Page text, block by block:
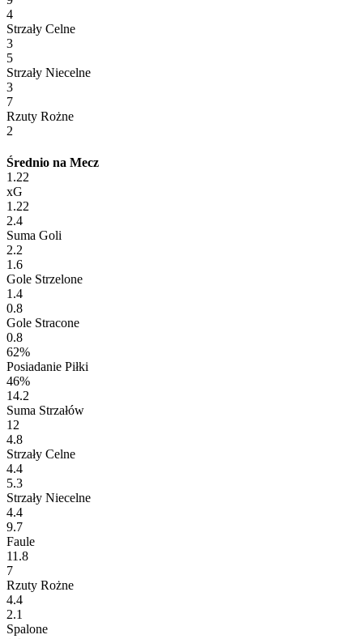
4
Strzały Celne
3
5
Strzały Niecelne
3
7
Rzuty Rożne
2
Średnio na Mecz
1.22
xG
1.22
2.4
Suma Goli
2.2
1.6
Gole Strzelone
1.4
0.8
Gole Stracone
0.8
62%
Posiadanie Piłki
46%
14.2
Suma Strzałów
12
4.8
Strzały Celne
4.4
5.3
Strzały Niecelne
4.4
9.7
Faule
11.8
7
Rzuty Rożne
4.4
2.1
Spalone